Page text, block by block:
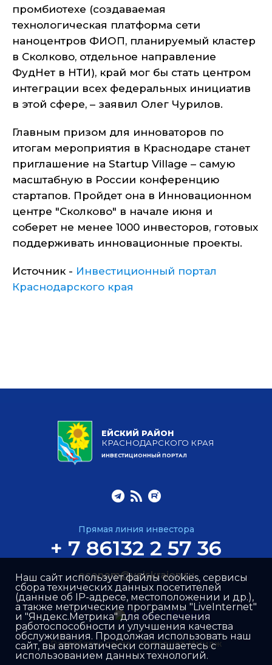
промбиотехе (создаваемая
технологическая платформа сети
наноцентров ФИОП, планируемый кластер
в Сколково, отдельное направление
ФудНет в НТИ), край мог бы стать центром
интеграции всех федеральных инициатив
в этой сфере, – заявил Олег Чурилов.
Главным призом для инноваторов по
итогам мероприятия в Краснодаре станет
приглашение на Startup Village – самую
масштабную в России конференцию
стартапов. Пройдет она в Инновационном
центре "Сколково" в начале июня и
соберет не менее 1000 инвесторов, готовых
поддерживать инновационные проекты.
Источник - Инвестиционный портал
Краснодарского края
ЕЙСКИЙ РАЙОН
КРАСНОДАРСКОГО КРАЯ
ИНВЕСТИЦИОННЫЙ ПОРТАЛ
Прямая линия инвестора
+ 7 86132 2 57 36
econom@yeiskraion.ru
Разработка сайта –Интернет-Имидж
Наш сайт использует файлы cookies, сервисы
сбора технических данных посетителей
(данные об IP-адресе, местоположении и др.),
а также метрические программы "LiveInternet"
и "Яндекс.Метрика" для обеспечения
работоспособности и улучшения качества
обслуживания. Продолжая использовать наш
сайт, вы автоматически соглашаетесь с
использованием данных технологий.